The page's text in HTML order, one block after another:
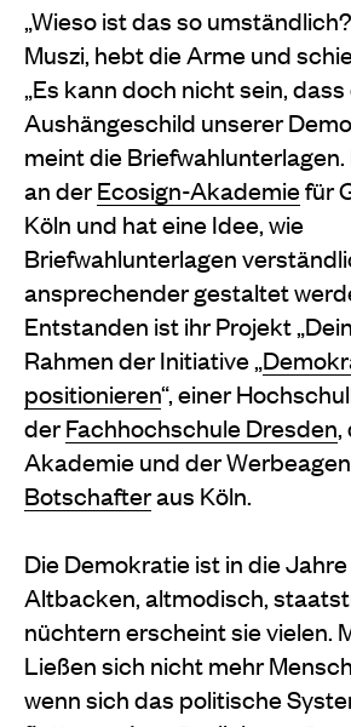
„Wieso ist das so
Muszi, hebt die Arme und
„Es kann doch nicht sein,
Aushängeschild unserer
meint die
an derEcosign-Akademiefür
Köln und hat eine Idee, wie
Briefwahlunterlagen
ansprechender gestaltet
Entstanden ist ihr Projekt
Rahmen der Initiative „
positionieren“, einer
derFachhochschule Dresden,
Akademie und der
Botschafteraus Köln.
Die Demokratie ist in die
Altbacken, altmodisch,
nüchtern erscheint sie vielen.
Ließen sich nicht mehr
wenn sich das politische